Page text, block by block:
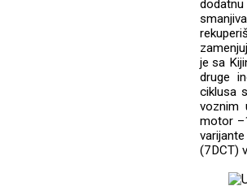
je sa
druge
ciklusa
voznim
motor
(7DCT)